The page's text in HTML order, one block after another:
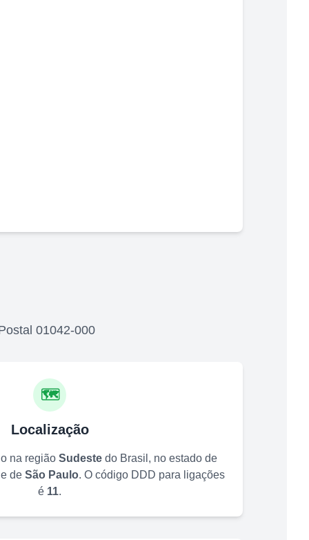
01042-000
🗺️
Localização
na região Sudeste do Brasil, no estado de
de São Paulo. O código DDD para ligações
é 11.